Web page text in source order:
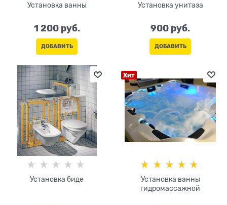
Установка ванны
1 200 руб.
ДОБАВИТЬ
Установка унитаза
900 руб.
ДОБАВИТЬ
Установка биде
Хит
Установка ванны
гидромассажной